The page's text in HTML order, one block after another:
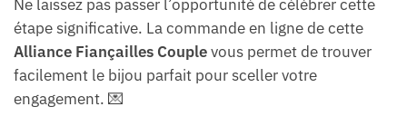
Ne laissez pas passer l’opportunité de célébrer cette
étape significative. La commande en ligne de cette
Alliance Fiançailles Couplevous permet de trouver
facilement le bijou parfait pour sceller votre
engagement. 💌